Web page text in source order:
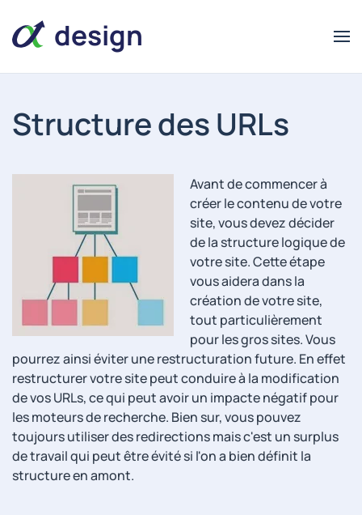
design
design
Structure des URLs
Avant de commencer à
créer le contenu de votre
site, vous devez décider
de la structure logique de
votre site. Cette étape
vous aidera dans la
création de votre site,
tout particulièrement
pour les gros sites. Vous
pourrez ainsi éviter une restructuration future. En effet
restructurer votre site peut conduire à la modification
de vos URLs, ce qui peut avoir un impacte négatif pour
les moteurs de recherche. Bien sur, vous pouvez
toujours utiliser des redirections mais c'est un surplus
de travail qui peut être évité si l'on a bien définit la
structure en amont.